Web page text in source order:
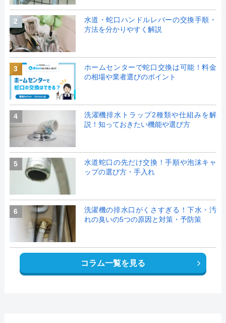
2
水道・蛇口ハンドルレバーの交換手順・
方法を分かりやすく解説
3
ホームセンターで蛇口交換は可能！料金
の相場や業者選びのポイント
4
洗濯機排水トラップ2種類や仕組みを解
説！知っておきたい機能や選び方
5
水道蛇口の先だけ交換！手順や泡沫キャ
ップの選び方・手入れ
6
洗濯機の排水口がくさすぎる！下水・汚
れの臭いの5つの原因と対策・予防策
コラム一覧を見る